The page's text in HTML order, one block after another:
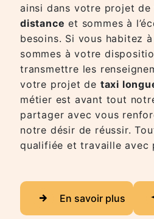
ainsi dans votre projet de
distance et sommes à
besoins. Si vous habitez à
sommes à votre
transmettre les
votre projet de taxi
métier est avant tout
partager avec vous
notre désir de réussir.
qualifiée et travaille avec
En savoir plus